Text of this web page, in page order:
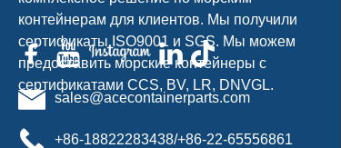
контейнерам для клиентов. Мы получили
сертификаты ISO9001 и SGS. Мы можем
предоставить морские контейнеры с
сертификатами CCS, BV, LR, DNVGL.
sales@acecontainerparts.com
+86-18822283438/+86-22-65556861